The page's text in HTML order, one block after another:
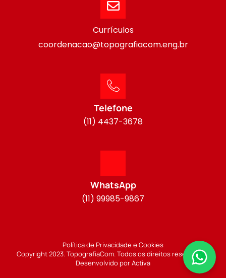
Currículos
coordenacao@topografiacom.eng.br
Telefone
(11) 4437-3678
WhatsApp
(11) 99985-9867
Política de Privacidade e Cookies
Copyright 2023. TopografiaCom. Todos os direitos reservados.
Desenvolvido por Activa